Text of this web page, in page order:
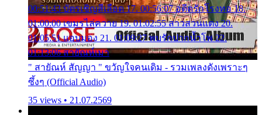
00:51:43 บัตรเชิญสีเลือด 17. 00:56:07 อดีตรักโรงทอ 18.
01:00:00 เขมรไล่ควาย 19. 01:02:55 สาวสวนแตง 20.
01:05:51 แอบมอง 21. 01:09:27 พบรักปากน้ำโพ 22.
01:13:06 สายัณห์เมา
" สายัณห์ สัญญา " ขวัญใจคนเดิม - รวมเพลงดังเพราะๆ
ซึ้งๆ (Official Audio)
35 views • 21.07.2569